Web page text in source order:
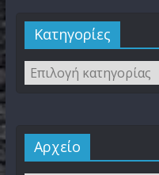
Kατηγορίες
Αρχείο